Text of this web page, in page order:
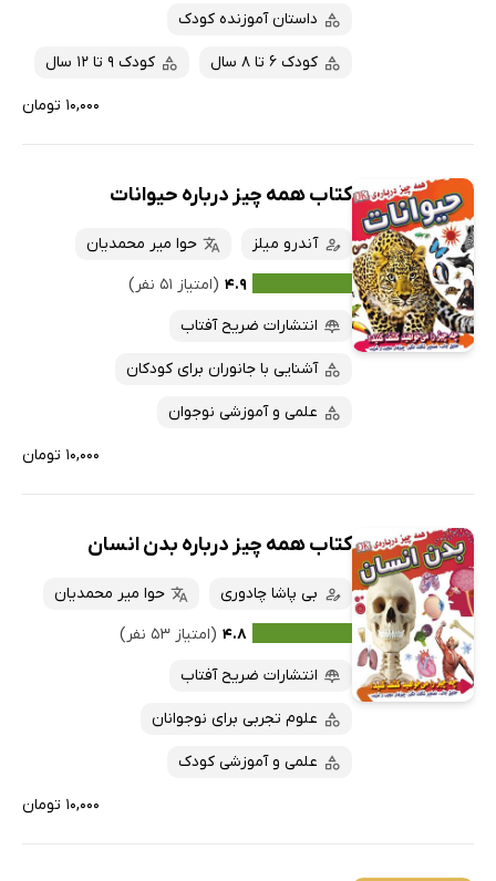
داستان آموزنده کودک
کودک 6 تا 8 سال کودک 9 تا 12 سال
۱۰,۰۰۰ تومان
کتاب همه چیز درباره حیوانات
آندرو میلز
حوا میر محمدیان
۴.۹ (امتیاز ۵۱ نفر)
انتشارات ضریح آفتاب
آشنایی با جانوران برای کودکان
علمی و آموزشی نوجوان
۱۰,۰۰۰ تومان
کتاب همه چیز درباره بدن انسان
بی پاشا چادوری
حوا میر محمدیان
۴.۸ (امتیاز ۵۳ نفر)
انتشارات ضریح آفتاب
علوم تجربی برای نوجوانان
علمی و آموزشی کودک
۱۰,۰۰۰ تومان